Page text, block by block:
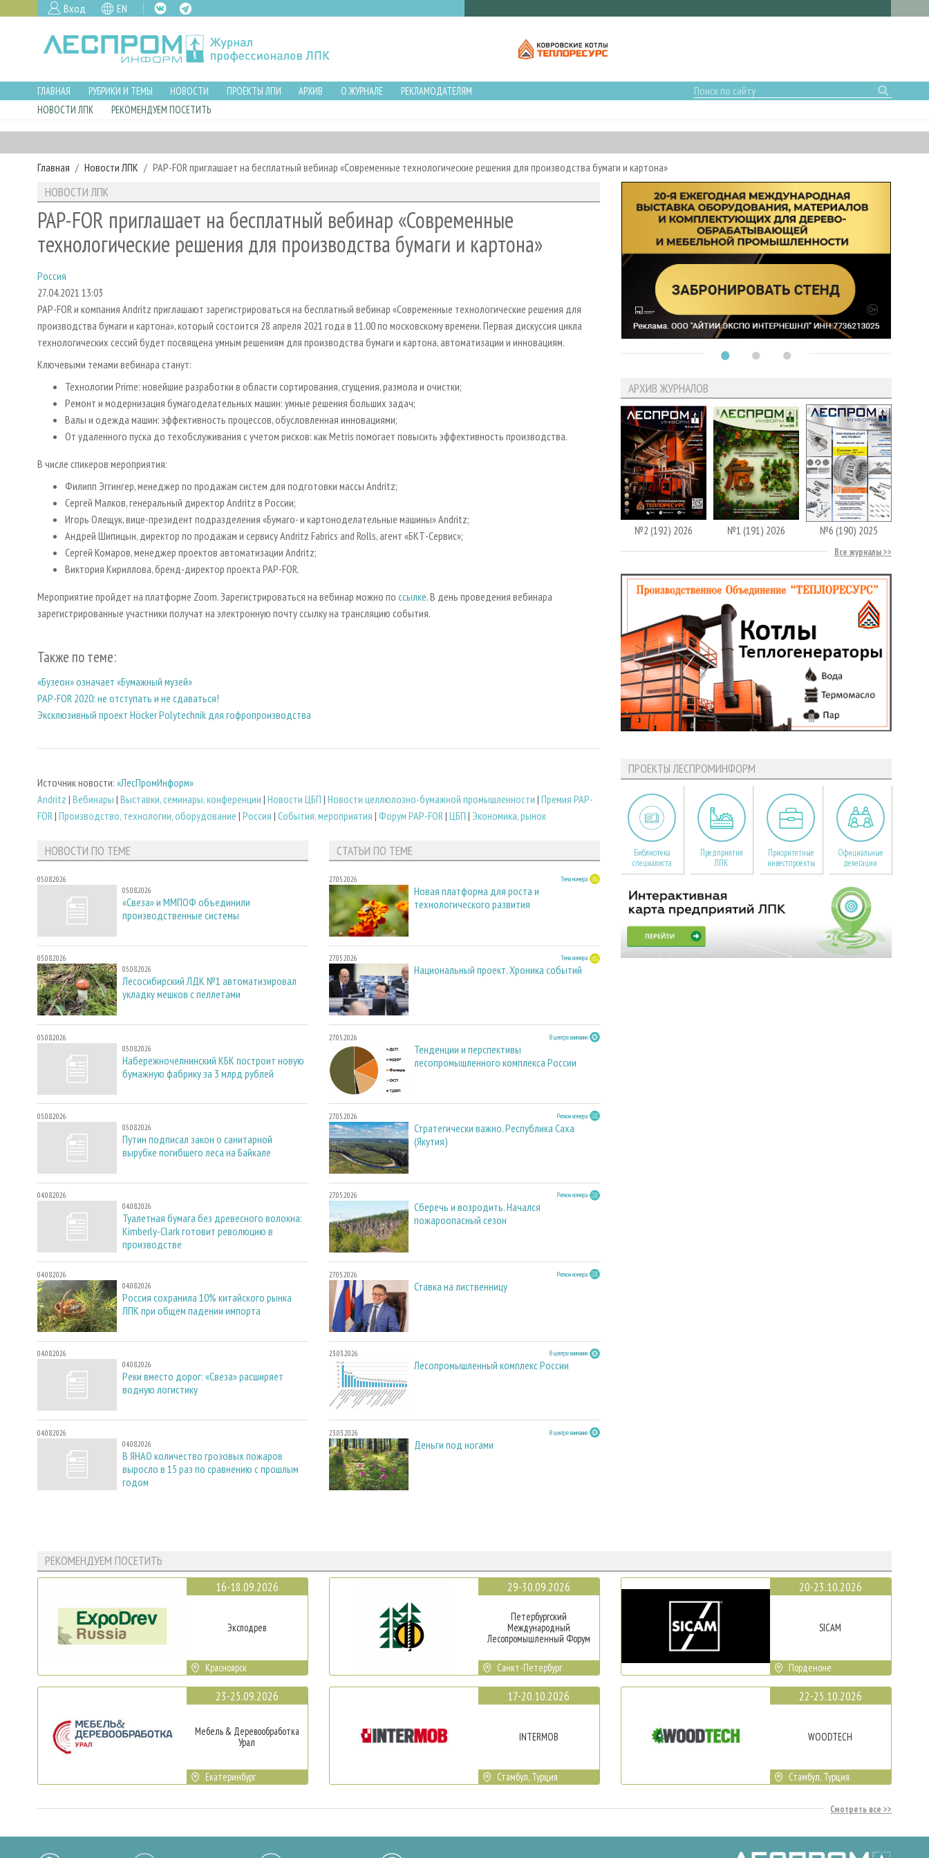
Вход EN
ГЛАВНАЯ РУБРИКИ И ТЕМЫ НОВОСТИ ПРОЕКТЫ ЛПИ АРХИВ О ЖУРНАЛЕ
РЕКЛАМОДАТЕЛЯМ
НОВОСТИ ЛПК
РЕКОМЕНДУЕМ ПОСЕТИТЬ
Главная Новости ЛПК PAP-FOR приглашает на бесплатный вебинар «Современные технологические решения для производства бумаги и картона»
НОВОСТИ ЛПК
PAP-FOR приглашает на бесплатный вебинар «Современные
технологические решения для производства бумаги и картона»
Россия
27.04.2021 13:03
PAP-FOR и компания Andritz приглашают зарегистрироваться на бесплатный вебинар «Современные технологические решения для
производства бумаги и картона», который состоится 28 апреля 2021 года в 11.00 по московскому времени. Первая дискуссия цикла
технологических сессий будет посвящена умным решениям для производства бумаги и картона, автоматизации и инновациям.
Ключевыми темами вебинара станут:
Технологии Prime: новейшие разработки в области сортирования, сгущения, размола и очистки;
Ремонт и модернизация бумагоделательных машин: умные решения больших задач;
Валы и одежда машин: эффективность процессов, обусловленная инновациями;
От удаленного пуска до техобслуживания с учетом рисков: как Metris помогает повысить эффективность производства.
В числе спикеров мероприятия:
Филипп Эггингер, менеджер по продажам систем для подготовки массы Andritz;
Сергей Малков, генеральный директор Andritz в России;
Игорь Олещук, вице-президент подразделения «Бумаго- и картоноделательные машины» Andritz;
Андрей Шипицын, директор по продажам и сервису Andritz Fabrics and Rolls, агент «БКТ-Сервис»;
Сергей Комаров, менеджер проектов автоматизации Andritz;
Виктория Кириллова, бренд-директор проекта PAP-FOR.
Мероприятие пройдет на платформе Zoom. Зарегистрироваться на вебинар можно по ссылке. В день проведения вебинара
зарегистрированные участники получат на электронную почту ссылку на трансляцию события.
Также по теме:
«Бузеон» означает «Бумажный музей»
PAP-FOR 2020: не отступать и не сдаваться!
Эксклюзивный проект Höcker Polytechnik для гофропроизводства
Источник новости: «ЛесПромИнформ»
Andritz | Вебинары | Выставки, семинары, конференции | Новости ЦБП | Новости целлюлозно-бумажной промышленности | Премия PAP-
FOR| Производство, технологии, оборудование | Россия | События, мероприятия | Форум PAP-FOR| ЦБП | Экономика, рынок
НОВОСТИ ПО ТЕМЕ
05.08.2026
05.08.2026
«Свеза» и ММПОФ объединили
производственные системы
05.08.2026
05.08.2026
Лесосибирский ЛДК №1 автоматизировал
укладку мешков с пеллетами
05.08.2026
05.08.2026
Набережночелнинский КБК построит новую
бумажную фабрику за 3 млрд рублей
05.08.2026
05.08.2026
Путин подписал закон о санитарной
вырубке погибшего леса на Байкале
04.08.2026
04.08.2026
Туалетная бумага без древесного волокна:
Kimberly-Clark готовит революцию в
производстве
04.08.2026
04.08.2026
Россия сохранила 10% китайского рынка
ЛПК при общем падении импорта
04.08.2026
04.08.2026
Реки вместо дорог: «Свеза» расширяет
водную логистику
04.08.2026
04.08.2026
В ЯНАО количество грозовых пожаров
выросло в 15 раз по сравнению с прошлым
годом
СТАТЬИ ПО ТЕМЕ
27.05.2026 Тема номера
Новая платформа для роста и
технологического развития
27.05.2026 Тема номера
Национальный проект. Хроника событий
27.05.2026 В центре внимания
Тенденции и перспективы
лесопромышленного комплекса России
27.05.2026 Регион номера
Стратегически важно. Республика Саха
(Якутия)
27.05.2026 Регион номера
Сберечь и возродить. Начался
пожароопасный сезон
27.05.2026 Регион номера
Ставка на лиственницу
23.03.2026 В центре внимания
Лесопромышленный комплекс России
23.03.2026 В центре внимания
Деньги под ногами
АРХИВ ЖУРНАЛОВ
№2 (192) 2026 №1 (191) 2026 №6 (190) 2025
Все журналы
ПРОЕКТЫ ЛЕСПРОМИНФОРМ
Библиотека
специалиста
Предприятия
ЛПК
Приоритетные
инвестпроекты
Официальные
делегации
РЕКОМЕНДУЕМ ПОСЕТИТЬ
16-18.09.2026
Эксподрев
Красноярск
23-25.09.2026
Мебель & Деревообработка
Урал
Екатеринбург
29-30.09.2026
Петербургский
Международный
Лесопромышленный Форум
Санкт-Петербург
17-20.10.2026
INTERMOB
Стамбул, Турция
20-23.10.2026
SICAM
Порденоне
22-25.10.2026
WOODTECH
Стамбул, Турция
Смотреть все